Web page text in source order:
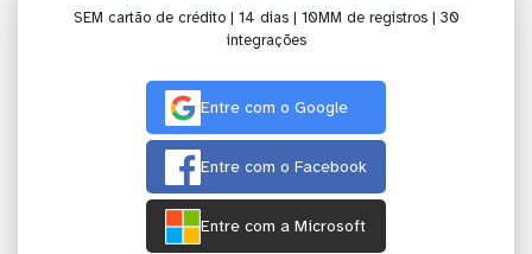
SEM cartão de crédito | 14 dias | 10MM de registros | 30
integrações
Entre com o Google
Entre com o Facebook
Entre com a Microsoft